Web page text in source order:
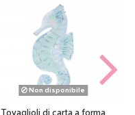
Non disponibile